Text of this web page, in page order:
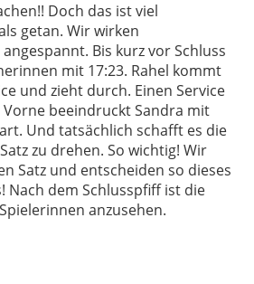
Doch das ist viel
getan. Wir wirken
Bis kurz vor Schluss
mit 17:23. Rahel kommt
und zieht durch. Einen Service
beeindruckt Sandra mit
Und tatsächlich schafft es die
zu drehen. So wichtig! Wir
Satz und entscheiden so dieses
Nach dem Schlusspfiff ist die
anzusehen.